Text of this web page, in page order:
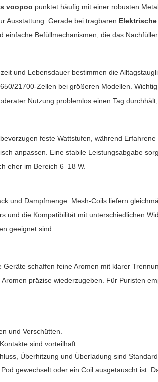
voopoo punktet häufig mit einer robusten
Ausstattung. Gerade bei tragbaren
Befüllmechanismen, die das
und Lebensdauer bestimmen die
21700-Zellen bei größeren Modellen.
Nutzung problemlos einen Tag
feste Wattstufen, während
anpassen. Eine stabile Leistungsabgabe
eher im Bereich 6–18 W.
und Dampfmenge. Mesh-Coils liefern
und die Kompatibilität mit unterschiedlichen
geeignet sind.
schaffen feine Aromen mit klarer
Aromen präzise wiederzugeben. Für Puristen
und Verschütten.
sind vorteilhaft.
Überhitzung und Überladung sind Standard.
gewechselt oder ein Coil ausgetauscht ist.